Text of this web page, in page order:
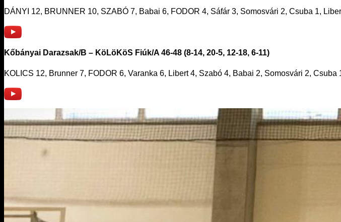
DÁNYI 12, BRUNNER 10, SZABÓ 7, Babai 6, FODOR 4, Sáfár 3, Somosvári 2, Csuba 1,
Kőbányai Darazsak/B – KöLöKöS Fiúk/A 46-48 (8-14, 20-5, 12-18, 6-11)
KOLICS 12, Brunner 7, FODOR 6, Varanka 6, Libert 4, Szabó 4, Babai 2, Somosvári 2, Csuba